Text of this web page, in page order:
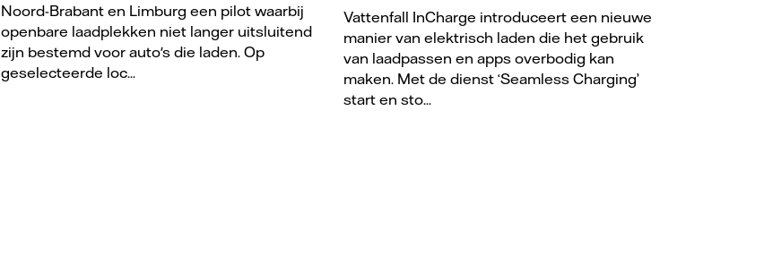
Noord-Brabant en Limburg een pilot waarbij
openbare laadplekken niet langer uitsluitend
zijn bestemd voor auto's die laden. Op
geselecteerde loc...
Vattenfall InCharge introduceert een nieuwe
manier van elektrisch laden die het gebruik
van laadpassen en apps overbodig kan
maken. Met de dienst ‘Seamless Charging’
start en sto...